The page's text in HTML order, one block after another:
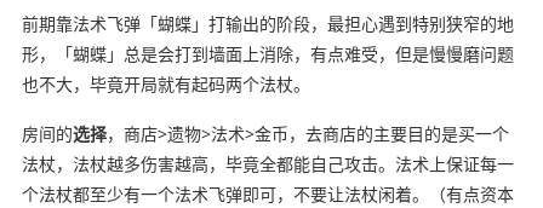
前期靠法术飞弹「蝴蝶」打输出的阶段，最担心遇到特别狭窄的地
形，「蝴蝶」总是会打到墙面上消除，有点难受，但是慢慢磨问题
也不大，毕竟开局就有起码两个法杖。
房间的选择，商店>遗物>法术>金币，去商店的主要目的是买一个
法杖，法杖越多伤害越高，毕竟全都能自己攻击。法术上保证每一
个法杖都至少有一个法术飞弹即可，不要让法杖闲着。（有点资本